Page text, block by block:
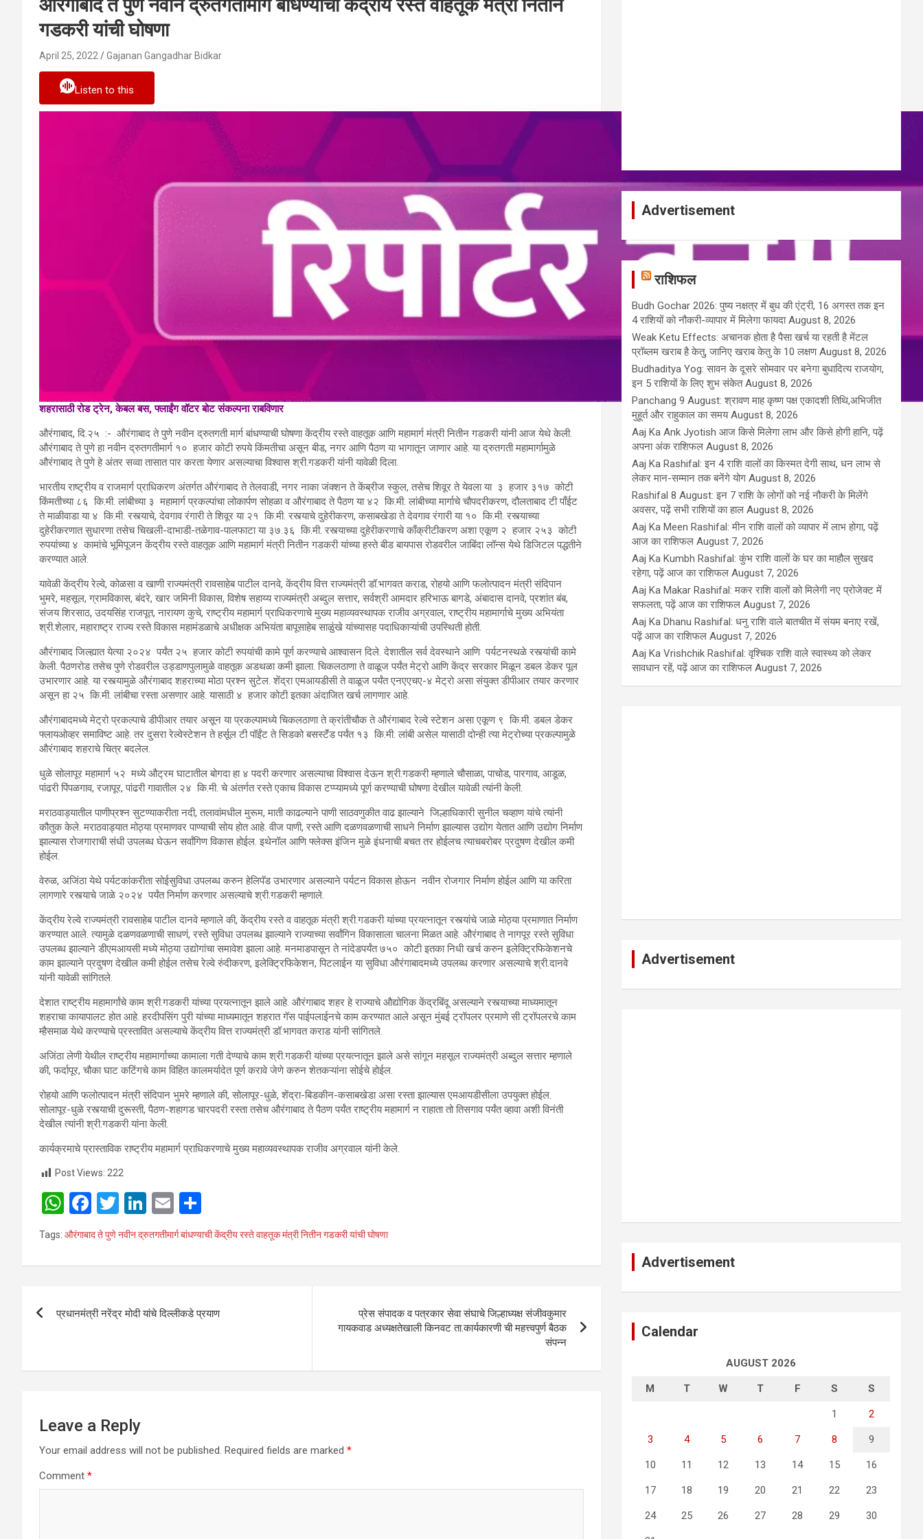
औरंगाबाद ते पुणे नवीन द्रुतगतीमार्ग बांधण्याची केंद्रीय रस्ते वाहतूक मंत्री नितीन
गडकरी यांची घोषणा
April 25, 2022 Gajanan Gangadhar Bidkar
Listen to this
शहरासाठी रोड ट्रेन, केबल बस, फ्लाईंग वॉटर बोट संकल्पना राबविणार
औरंगाबाद, दि.२५ :- औरंगाबाद ते पुणे नवीन द्रुतगती मार्ग बांधण्याची घोषणा केंद्रीय रस्ते वाहतूक आणि महामार्ग मंत्री नितीन गडकरी यांनी आज येथे केली.
औरंगाबाद ते पुणे हा नवीन द्रुतगतीमार्ग १० हजार कोटी रुपये किंमतीचा असून बीड, नगर आणि पैठण या भागातून जाणार आहे. या द्रुतगती महामार्गामुळे
औरंगाबाद ते पुणे हे अंतर सव्वा तासात पार करता येणार असल्याचा विश्वास श्री.गडकरी यांनी यावेळी दिला.
भारतीय राष्ट्रीय व राजमार्ग प्राधिकरण अंतर्गत औरंगाबाद ते तेलवाडी, नगर नाका जंक्शन ते केंब्रीज स्कुल, तसेच शिवूर ते येवला या ३ हजार ३१७ कोटी
किंमतीच्या ८६ कि.मी. लांबीच्या ३ महामार्ग प्रकल्पांचा लोकार्पण सोहळा व औरंगाबाद ते पैठण या ४२ कि.मी. लांबीच्या मार्गाचे चौपदरीकरण, दौलताबाद टी पाँईट
ते माळीवाडा या ४ कि.मी. रस्त्याचे, देवगाव रंगारी ते शिवूर या २१ कि.मी. रस्त्याचे दुहेरीकरण, कसाबखेडा ते देवगाव रंगारी या १० कि.मी. रस्त्याच्या
दुहेरीकरणात सुधारणा तसेच चिखली-दाभाडी-तळेगाव-पालफाटा या ३७.३६ कि.मी. रस्त्याच्या दुहेरीकरणाचे काँक्रीटीकरण अशा एकूण २ हजार २५३ कोटी
रुपयांच्या ४ कामांचे भूमिपूजन केंद्रीय रस्ते वाहतूक आणि महामार्ग मंत्री नितीन गडकरी यांच्या हस्ते बीड बायपास रोडवरील जाबिंदा लॉन्स येथे डिजिटल पद्धतीने
करण्यात आले.
यावेळी केंद्रीय रेल्वे, कोळसा व खाणी राज्यमंत्री रावसाहेब पाटील दानवे, केंद्रीय वित्त राज्यमंत्री डॉ.भागवत कराड, रोहयो आणि फलोत्पादन मंत्री संदिपान
भुमरे, महसूल, ग्रामविकास, बंदरे, खार जमिनी विकास, विशेष सहाय्य राज्यमंत्री अब्दुल सत्तार, सर्वश्री आमदार हरिभाऊ बागडे, अंबादास दानवे, प्रशांत बंब,
संजय शिरसाठ, उदयसिंह राजपूत, नारायण कुचे, राष्ट्रीय महामार्ग प्राधिकरणाचे मुख्य महाव्यवस्थापक राजीव अग्रवाल, राष्ट्रीय महामार्गाचे मुख्य अभियंता
श्री.शेलार, महाराष्ट्र राज्य रस्ते विकास महामंडळाचे अधीक्षक अभियंता बापूसाहेब साळुंखे यांच्यासह पदाधिकाऱ्यांची उपस्थिती होती.
औरंगाबाद‍ जिल्ह्यात येत्या २०२४ पर्यंत २५ हजार कोटी रुपयांची कामे पूर्ण करण्याचे आश्वासन दिले. देशातील सर्व देवस्थाने आणि पर्यटनस्थळे रस्त्यांची कामे
केली. पैठणरोड तसेच पुणे रोडवरील उड्डाणपुलामुळे वाहतूक अडथळा कमी झाला. चिकलठाणा ते वाळूज पर्यंत मेट्रो आणि केंद्र सरकार मिळून डबल डेकर पूल
उभारणार आहे. या रस्त्यामुळे औरंगाबाद शहराच्या मोठा प्रश्न सुटेल. शेंद्रा एमआयडीसी ते वाळूज पर्यंत एनएएचए-४ मेट्रो असा संयुक्त डीपीआर तयार करणार
असून हा २५ कि.मी. लांबीचा रस्ता असणार आहे. यासाठी ४ हजार कोटी इतका अंदाजित खर्च लागणार आहे.
औरंगाबादमध्ये मेट्रो प्रकल्पाचे डीपीआर तयार असून या प्रकल्पामध्ये चिकलठाणा ते क्रांतीचौक ते औरंगाबाद रेल्वे स्टेशन असा एकूण ९ कि.मी. डबल डेकर
फ्लायओव्हर समाविष्ट आहे. तर दुसरा रेल्वेस्टेशन ते हर्सूल टी पॉईंट ते सिडको बसस्टॅंड पर्यंत १३ कि.मी. लांबी असेल यासाठी दोन्ही त्या मेट्रोच्या प्रकल्पामुळे
औरंगाबाद शहराचे चित्र बदलेल.
धुळे सोलापूर महामार्ग ५२ मध्ये औट्रम घाटातील बोगदा हा ४ पदरी करणार असल्याचा विश्वास देऊन श्री.गडकरी म्हणाले चौसाळा, पाचोड, पारगाव, आडूळ,
पांढरी पिंपळगाव, रजापूर, पांढरी गावातील २४ कि.मी. चे अंतर्गत रस्ते एकाच विकास टप्प्यामध्ये पूर्ण करण्याची घोषणा देखील यावेळी त्यांनी केली.
मराठवाड्यातील पाणीप्रश्न सुटण्याकरीता नदी, तलावांमधील मुरूम, माती काढल्याने पाणी साठवणुकीत वाढ झाल्याने जिल्हाधिकारी सुनील चव्हाण यांचे त्यांनी
कौतुक केले. मराठवाड्यात मोठ्या प्रमाणवर पाण्याची सोय होत आहे. वीज पाणी, रस्ते आणि दळणवळणाची साधने निर्माण झाल्यास उद्योग येतात आणि उद्योग निर्माण
झाल्यास रोजगाराची संधी उपलब्ध घेऊन सर्वांगिण विकास होईल. इथेनॉल आणि फ्लेक्स इंजिन मुळे इंधनाची बचत तर होईलच त्याचबरोबर प्रदुषण देखील कमी
होईल.
वेरुळ, अजिंठा येथे पर्यटकांकरीता सोईसुविधा उपलब्ध करुन हेलिपॅड उभारणार असल्याने पर्यटन विकास होऊन नवीन रोजगार निर्माण होईल आणि या करिता
लागणारे रस्त्याचे जाळे २०२४ पर्यंत निर्माण करणार असल्याचे श्री.गडकरी म्हणाले.
केंद्रीय रेल्वे राज्यमंत्री रावसाहेब पाटील दानवे म्हणाले की, केंद्रीय रस्ते व वाहतूक मंत्री श्री.गडकरी यांच्या प्रयत्नातून रस्त्यांचे जाळे मोठ्या प्रमाणात निर्माण
करण्यात आले. त्यामुळे दळणवळणाची साधणं, रस्ते सुविधा उपलब्ध झाल्याने राज्याच्या सर्वांगिन विकासाला चालना मिळत आहे. औरंगाबाद ते नागपूर रस्ते सुविधा
उपलब्ध झाल्याने डीएमआयसी मध्ये मोठ्या उद्योगांचा समावेश झाला आहे. मनमाडपासून ते नांदेडपर्यंत ७५० कोटी इतका निधी खर्च करुन इलेक्ट्रिफिकेशनचे
काम झाल्याने प्रदुषण देखील कमी होईल तसेच रेल्वे रुंदीकरण, इलेक्ट्रिफिकेशन, पिटलाईन या सुविधा औरंगाबादमध्ये उपलब्ध करणार असल्याचे श्री.दानवे
यांनी यावेळी सांगितले.
देशात राष्ट्रीय महामार्गांचे काम श्री.गडकरी यांच्या प्रयत्नातून झाले आहे. औरंगाबाद शहर हे राज्याचे औद्योगिक केंद्रबिंदू असल्याने रस्त्याच्या माध्यमातून
शहराचा कायापालट होत आहे. हरदीपसिंग पुरी यांच्या माध्यमातून शहरात गॅस पाईपलाईनचे काम करण्यात आले असून मुंबई ट्रॉपलर प्रमाणे सी ट्रॉपलरचे काम
म्हैसमाळ येथे करण्याचे प्रस्तावित असल्याचे केंद्रीय वित्त राज्यमंत्री डॉ.भागवत कराड यांनी सांगितले.
अजिंठा लेणी येथील राष्ट्रीय महामार्गाच्या कामाला गती देण्याचे काम श्री.गडकरी यांच्या प्रयत्नातून झाले असे सांगून महसूल राज्यमंत्री अब्दुल सत्तार म्हणाले
की, फर्दापूर, चौका घाट कटिंगचे काम विहित कालमर्यादेत पूर्ण करावे जेणे करुन शेतकऱ्यांना सोईचे होईल.
रोहयो आणि फलोत्पादन मंत्री संदिपान भुमरे म्हणाले की, सोलापूर-धुळे, शेंद्रा-बिडकीन-कसाबखेडा असा रस्ता झाल्यास एमआयडीसीला उपयुक्त होईल.
सोलापूर-धुळे रस्त्याची दुरूस्ती, पैठण-शहागड चारपदरी रस्ता तसेच औरंगाबाद ते पैठण पर्यंत राष्ट्रीय महामार्ग न राहाता तो तिसगाव पर्यंत व्हावा अशी विनंती
देखील त्यांनी श्री.गडकरी यांना केली.
कार्यक्रमाचे प्रास्ताविक राष्ट्रीय महामार्ग प्राधिकरणाचे मुख्य महाव्यवस्थापक राजीव अग्रवाल यांनी केले.
Post Views: 222
W
h
at
s
p
F
a
ce
b
o
T
wi
tt
er
Li
n
ke
dI
E
m
ail
h
ar
e
Tags: औरंगाबाद ते पुणे नवीन द्रुतगतीमार्ग बांधण्याची केंद्रीय रस्ते वाहतूक मंत्री नितीन गडकरी यांची घोषणा
navigation
प्रधानमंत्री नरेंद्र मोदी यांचे दिल्लीकडे प्रयाण
प्रेस संपादक व पत्रकार सेवा संघाचे जिल्हाध्यक्ष संजीवकुमार
गायकवाड अध्यक्षतेखाली किनवट ता.कार्यकारणी ची महत्त्वपुर्ण बैठक
संपन्न
Leave a Reply
Your email address will not be published. Required fields are marked *
Comment *
Advertisement
राशिफल
Budh Gochar 2026: पुष्य नक्षत्र में बुध की एंट्री, 16 अगस्त तक इन
4 राशियों को नौकरी-व्यापार में मिलेगा फायदा August 8, 2026
Weak Ketu Effects: अचानक होता है पैसा खर्च या रहती है मेंटल
प्रॉब्लम खराब है केतु, जानिए खराब केतु के 10 लक्षण August 8, 2026
Budhaditya Yog: सावन के दूसरे सोमवार पर बनेगा बुधादित्य राजयोग,
इन 5 राशियों के लिए शुभ संकेत August 8, 2026
Panchang 9 August: श्रावण माह कृष्ण पक्ष एकादशी तिथि,अभिजीत
मुहूर्त और राहुकाल का समय August 8, 2026
Aaj Ka Ank Jyotish आज किसे मिलेगा लाभ और किसे होगी हानि, पढ़ें
अपना अंक राशिफल August 8, 2026
Aaj Ka Rashifal: इन 4 राशि वालों का किस्मत देगी साथ, धन लाभ से
लेकर मान-सम्मान तक बनेंगे योग August 8, 2026
Rashifal 8 August: इन 7 राशि के लोगों को नई नौकरी के मिलेंगे
अवसर, पढ़ें सभी राशियों का हाल August 8, 2026
Aaj Ka Meen Rashifal: मीन राशि वालों को व्यापार में लाभ होगा, पढ़ें
आज का राशिफल August 7, 2026
Aaj Ka Kumbh Rashifal: कुंभ राशि वालों के घर का माहौल सुखद
रहेगा, पढ़ें आज का राशिफल August 7, 2026
Aaj Ka Makar Rashifal: मकर राशि वालों को मिलेगी नए प्रोजेक्ट में
सफलता, पढ़ें आज का राशिफल August 7, 2026
Aaj Ka Dhanu Rashifal: धनु राशि वाले बातचीत में संयम बनाए रखें,
पढ़ें आज का राशिफल August 7, 2026
Aaj Ka Vrishchik Rashifal: वृश्चिक राशि वाले स्वास्थ्य को लेकर
सावधान रहें, पढ़ें आज का राशिफल August 7, 2026
Advertisement
Advertisement
Calendar
AUGUST 2026
M T W T F S S
1 2
3 4 5 6 7 8 9
10 11 12 13 14 15 16
17 18 19 20 21 22 23
24 25 26 27 28 29 30